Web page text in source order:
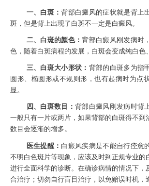
一、白斑：背部白癜风的症状就是背上
斑，但是背上出现了白斑不一定是白癜风。
二、白斑的颜色：背部白癜风刚发病时
色，随着白斑病程的发展，白斑会变成纯白色
三、白斑大小形状： 背部的白斑多为指
圆形、椭圆形或不规则形，也有起病时为点
显。
四、白斑数目： 背部白癜风刚发病时背
一般只有一片或两片，如果背部的白斑得不到
数目会逐渐的增多。
医生提醒： 白癜风疾病是不能自行痊愈
不明白色斑片等现象，应该及时到正规专业的
进行全面科学的诊断。在确诊病情的情况下，
合治疗；切勿自行盲目治疗，以免贻误时机，